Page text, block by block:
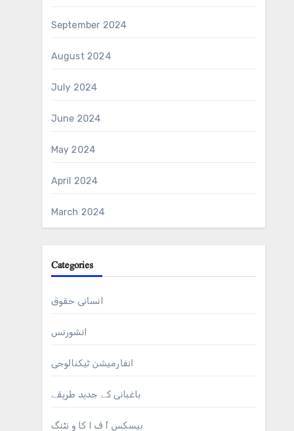
September 2024
August 2024
July 2024
June 2024
May 2024
April 2024
March 2024
Categories
انسانی حقوق
انشورنس
انفارمیشن ٹیکنالوجی
باغبانی کے جدید طریقے
بیسکس آ ف ا کا و نٹنگ